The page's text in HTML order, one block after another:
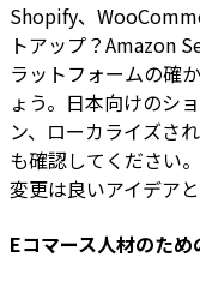
Shopify、
トアップ？Amazon
ラットフォームの確
ょう。日本向けのシ
ン、ローカライズさ
も確認してください
変更は良いアイデア
Eコマース人材のた